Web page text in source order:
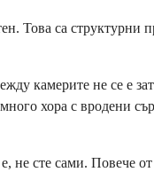
Това са структурни
камерите не се е
хора с вродени
не сте сами. Повече